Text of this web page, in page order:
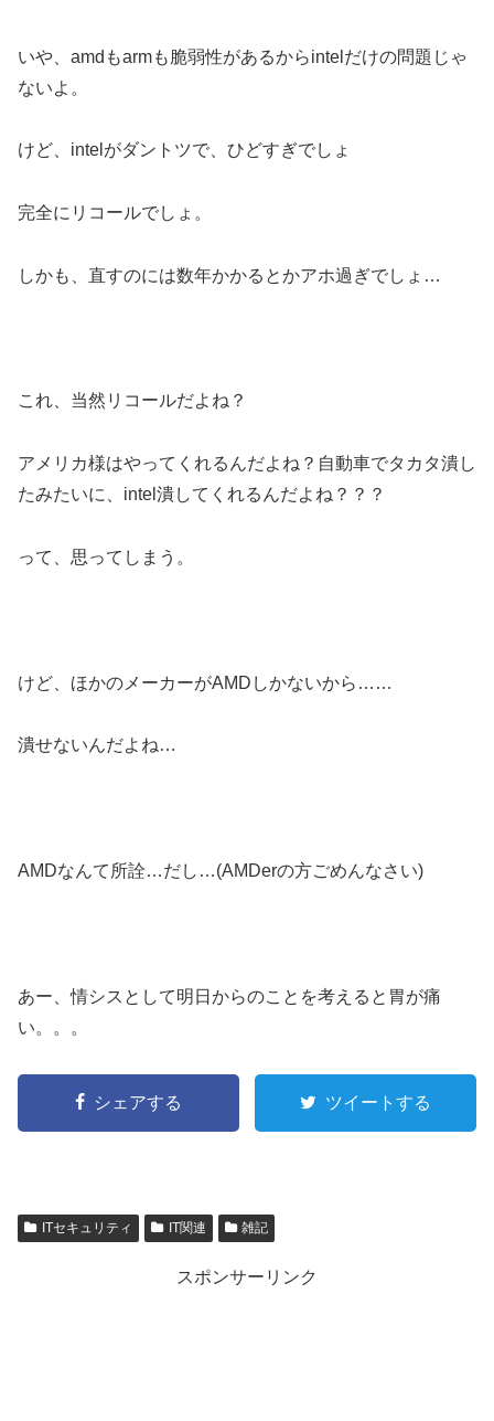
いや、amdもarmも脆弱性があるからintelだけの問題じゃ
ないよ。
けど、intelがダントツで、ひどすぎでしょ
完全にリコールでしょ。
しかも、直すのには数年かかるとかアホ過ぎでしょ…
これ、当然リコールだよね？
アメリカ様はやってくれるんだよね？自動車でタカタ潰し
たみたいに、intel潰してくれるんだよね？？？
って、思ってしまう。
けど、ほかのメーカーがAMDしかないから……
潰せないんだよね…
AMDなんて所詮…だし…(AMDerの方ごめんなさい)
あー、情シスとして明日からのことを考えると胃が痛
い。。。
シェアする ツイートする
ITセキュリティ IT関連 雑記
スポンサーリンク